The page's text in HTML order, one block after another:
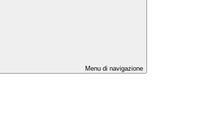
Menu di navigazione